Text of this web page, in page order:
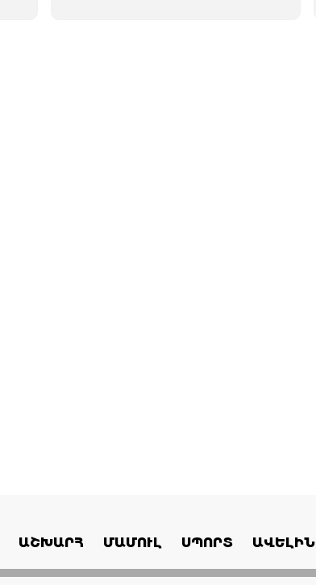
ԱՇԽԱՐՀ ՄԱՄՈՒԼ ՍՊՈՐՏ ԱՎԵԼԻՆ